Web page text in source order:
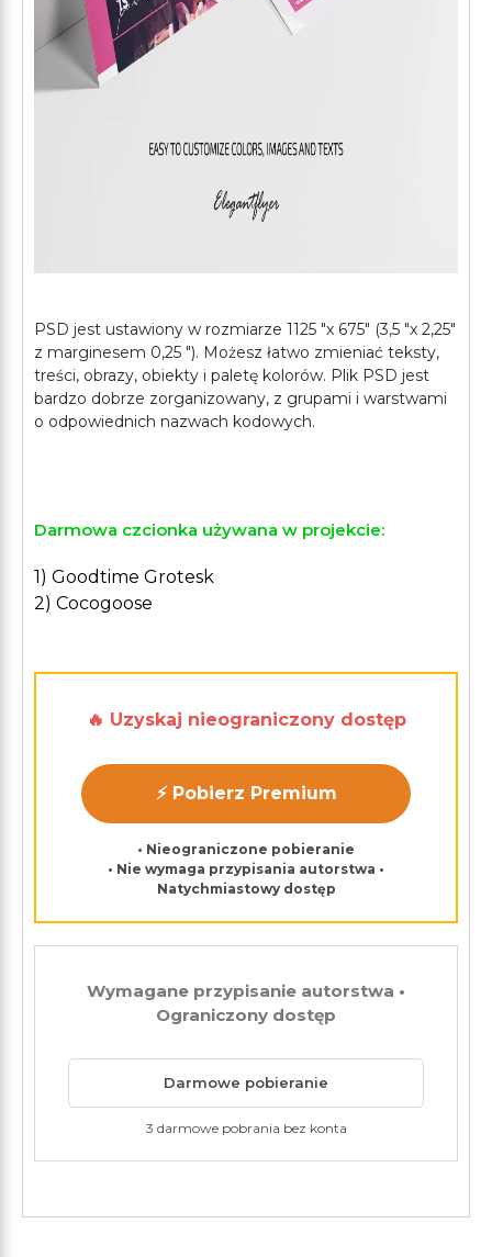
PSD jest ustawiony w rozmiarze 1125 "x 675" (3,5 "x 2,25"
z marginesem 0,25 "). Możesz łatwo zmieniać teksty,
treści, obrazy, obiekty i paletę kolorów. Plik PSD jest
bardzo dobrze zorganizowany, z grupami i warstwami
o odpowiednich nazwach kodowych.
Darmowa czcionka używana w projekcie:
1) Goodtime Grotesk
2) Cocogoose
🔥 Uzyskaj nieograniczony dostęp
⚡ Pobierz Premium
• Nieograniczone pobieranie
• Nie wymaga przypisania autorstwa •
Natychmiastowy dostęp
Wymagane przypisanie autorstwa •
Ograniczony dostęp
Darmowe pobieranie
3 darmowe pobrania bez konta